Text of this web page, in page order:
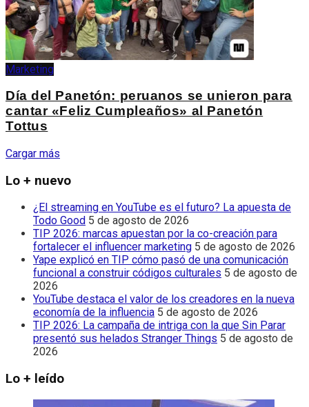
Marketing
Día del Panetón: peruanos se unieron para
cantar «Feliz Cumpleaños» al Panetón
Tottus
Cargar más
Lo + nuevo
¿El streaming en YouTube es el futuro? La apuesta de
Todo Good 5 de agosto de 2026
TIP 2026: marcas apuestan por la co-creación para
fortalecer el influencer marketing 5 de agosto de 2026
Yape explicó en TIP cómo pasó de una comunicación
funcional a construir códigos culturales 5 de agosto de
2026
YouTube destaca el valor de los creadores en la nueva
economía de la influencia 5 de agosto de 2026
TIP 2026: La campaña de intriga con la que Sin Parar
presentó sus helados Stranger Things 5 de agosto de
2026
Lo + leído